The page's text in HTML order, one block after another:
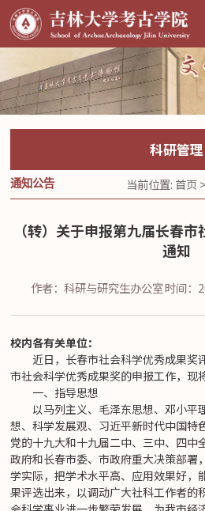
科研管理
通知公告 当前位置: 首页>
（转）关于申报第九届长春
通知
作者：科研与研究生办公室时间：
校内各有关单位：
近日，长春市社会科学优秀成果奖
市社会科学优秀成果奖的申报工作，现
一、指导思想
以马列主义、毛泽东思想、邓小
想、科学发展观、习近平新时代中国特
党的十九大和十九届二中、三中、四中
政府和长春市委、市政府重大决策部署
学实际，把学术水平高、应用效果好，
果评选出来，以调动广大社科工作者的